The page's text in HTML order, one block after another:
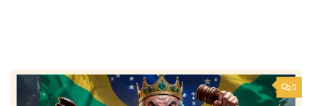
0